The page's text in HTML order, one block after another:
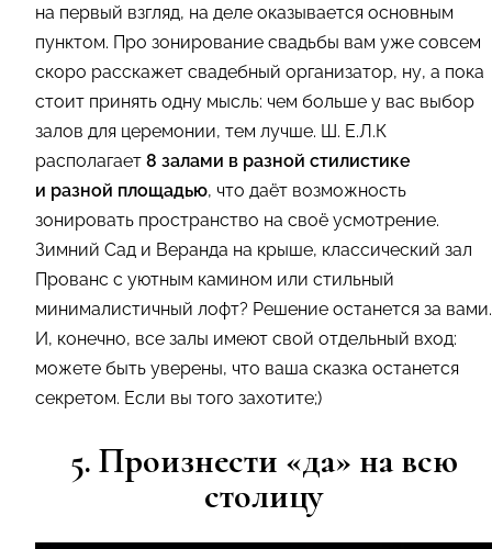
на первый взгляд, на деле оказывается основным
пунктом. Про зонирование свадьбы вам уже совсем
скоро расскажет свадебный организатор, ну, а пока
стоит принять одну мысль: чем больше у вас выбор
залов для церемонии, тем лучше. Ш. Е.Л.К
располагает 8 залами в разной стилистике
и разной площадью, что даёт возможность
зонировать пространство на своё усмотрение.
Зимний Сад и Веранда на крыше, классический зал
Прованс с уютным камином или стильный
минималистичный лофт? Решение останется за вами.
И, конечно, все залы имеют свой отдельный вход:
можете быть уверены, что ваша сказка останется
секретом. Если вы того захотите;)
5. Произнести «да» на всю
столицу